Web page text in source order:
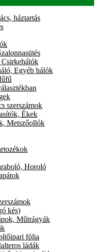
háztartás
Egyéb hálók
szerszámok
Ékek
Metszőollók
Horoló
kés)
Műtrágyák
fólia
ládák